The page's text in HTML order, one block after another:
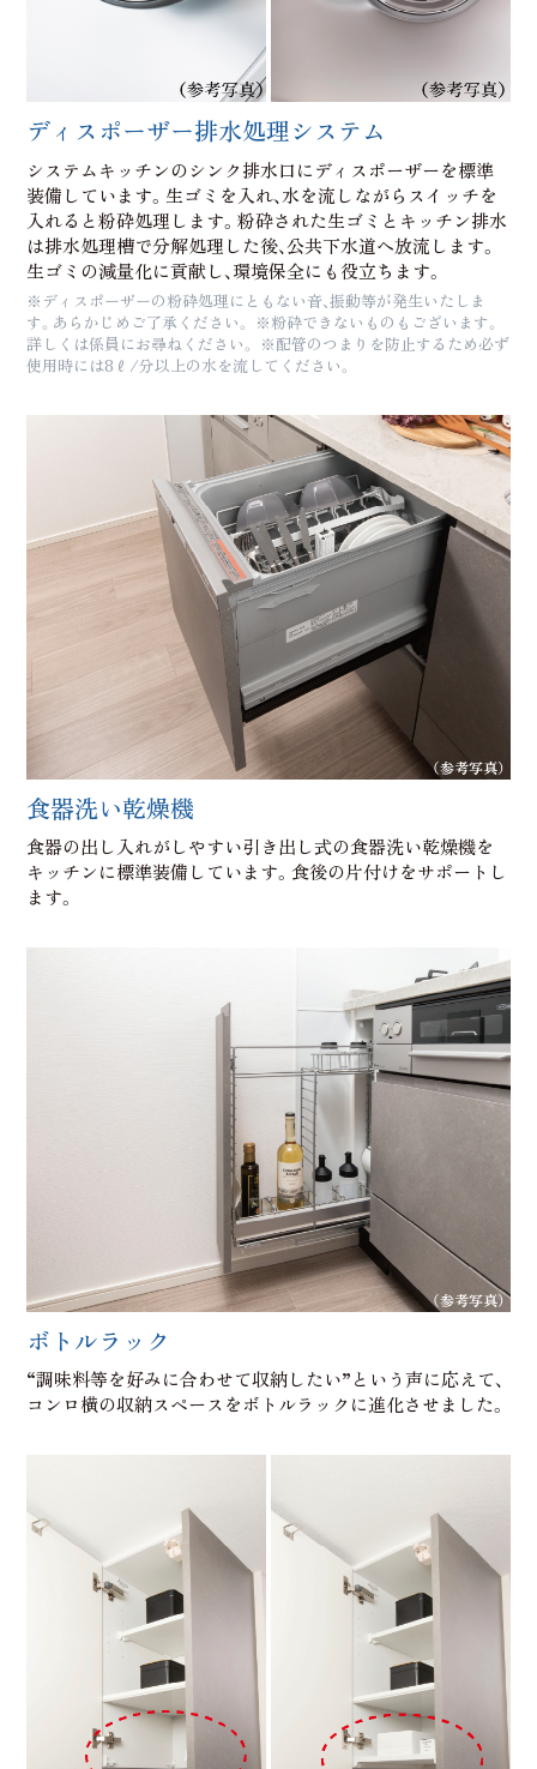
ディスポーザー排水処理システム
システムキッチンのシンク排水口にディスポーザーを標準
装備しています。生ゴミを入れ、水を流しながらスイッチを
入れると粉砕処理します。粉砕された生ゴミとキッチン排水
は排水処理槽で分解処理した後、公共下水道へ放流します。
生ゴミの減量化に貢献し、環境保全にも役立ちます。
※ディスポーザーの粉砕処理にともない音、振動等が発生いたしま
す。あらかじめご了承ください。 ※粉砕できないものもございます。
詳しくは係員にお尋ねください。 ※配管のつまりを防止するため必ず
使用時には8ℓ/分以上の水を流してください。
（参考写真）
食器洗い乾燥機
食器の出し入れがしやすい引き出し式の食器洗い乾燥機を
キッチンに標準装備しています。食後の片付けをサポートし
ます。
（参考写真）
ボトルラック
“調味料等を好みに合わせて収納したい”という声に応えて、
コンロ横の収納スペースをボトルラックに進化させました。